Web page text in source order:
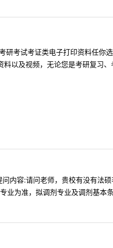
研考试考证类电子打印资料任
以及视频，无论您是考研复习
容:请问老师，贵校有没有法
业为准，拟调剂专业及调剂基本